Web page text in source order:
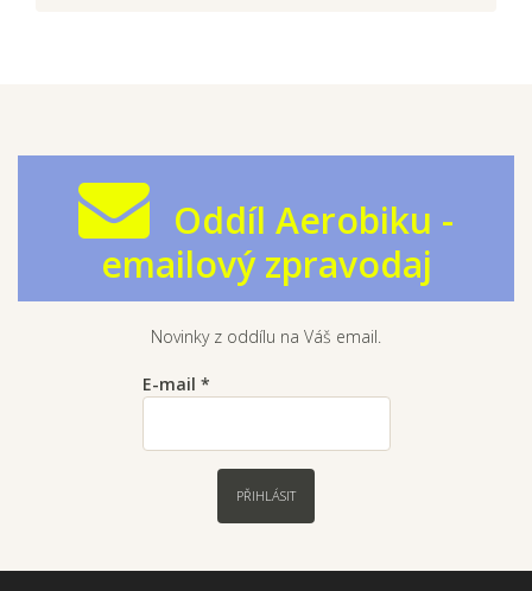
Oddíl Aerobiku -
emailový zpravodaj
Novinky z oddílu na Váš email.
E-mail *
PŘIHLÁSIT